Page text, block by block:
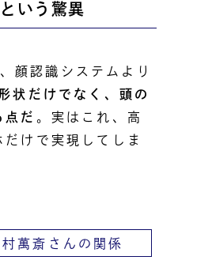
いう驚異
顔認識システムより
状だけでなく、頭の
だ 。実はこれ、高
けで実現してしま
萬斎さんの関係